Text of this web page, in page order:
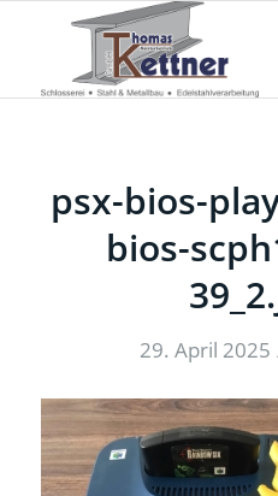
psx-bios-
bios-
29. April 2025